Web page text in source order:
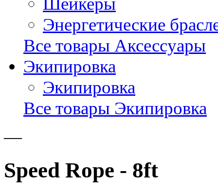
Энергетические
Все товары Аксессуары
Экипировка
Экипировка
Все товары Экипировка
—
Speed Rope - 8ft